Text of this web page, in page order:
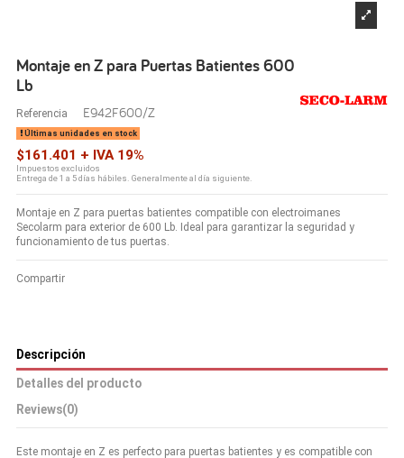
Montaje en Z para Puertas Batientes 600
Lb
Referencia E942F600/Z
Últimas unidades en stock
$161.401 + IVA 19%
Impuestos excluidos
Entrega de 1 a 5 días hábiles. Generalmente al día siguiente.
Montaje en Z para puertas batientes compatible con electroimanes
Secolarm para exterior de 600 Lb. Ideal para garantizar la seguridad y
funcionamiento de tus puertas.
Compartir
Descripción
Detalles del producto
Reviews(0)
Este montaje en Z es perfecto para puertas batientes y es compatible con